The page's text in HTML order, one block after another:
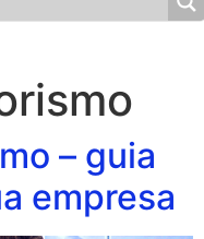
– guia
empresa